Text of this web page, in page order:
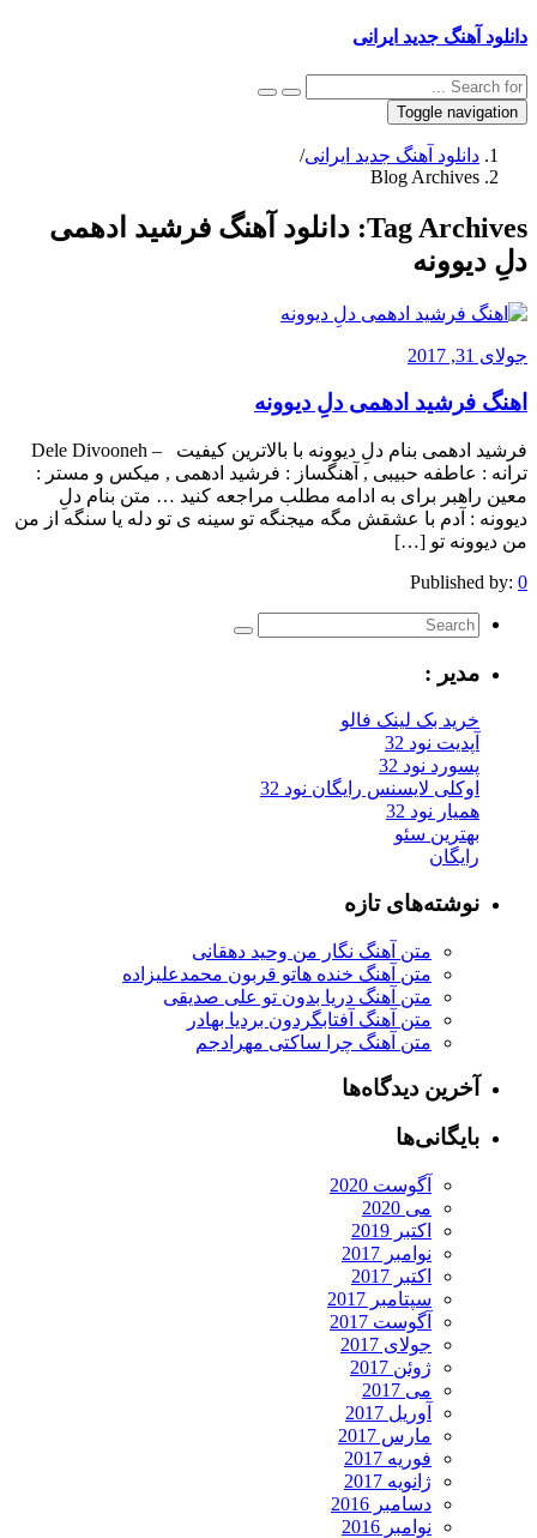
دانلود آهنگ جدید ایرانی
Toggle navigation
دانلود آهنگ جدید ایرانی/
Blog Archives
Tag Archives: دانلود آهنگ فرشید ادهمی
دلِ دیوونه
جولای 31, 2017
اهنگ فرشید ادهمی دلِ دیوونه
فرشید ادهمی بنام دلِ دیوونه با بالاترین کیفیت – Dele Divooneh
ترانه : عاطفه حبیبی , آهنگساز : فرشید ادهمی , میکس و مستر :
معین راهبر برای به ادامه مطلب مراجعه کنید … متن بنام دلِ
دیوونه : آدم با عشقش مگه میجنگه تو سینه ی تو دله یا سنگه از من
من دیوونه تو […]
Published by: 0
مدیر :
خرید بک لینک فالو
آپدیت نود 32
پسورد نود 32
اوکلی لایسنس رایگان نود 32
همیار نود 32
بهترین سئو
رایگان
نوشته‌های تازه
متن آهنگ نگار من وحید دهقانی
متن آهنگ خنده هاتو قربون محمدعلیزاده
متن آهنگ دریا بدون تو علی صدیقی
متن آهنگ آفتابگردون بردیا بهادر
متن آهنگ چرا ساکتی مهرادجم
آخرین دیدگاه‌ها
بایگانی‌ها
آگوست 2020
می 2020
اکتبر 2019
نوامبر 2017
اکتبر 2017
سپتامبر 2017
آگوست 2017
جولای 2017
ژوئن 2017
می 2017
آوریل 2017
مارس 2017
فوریه 2017
ژانویه 2017
دسامبر 2016
نوامبر 2016